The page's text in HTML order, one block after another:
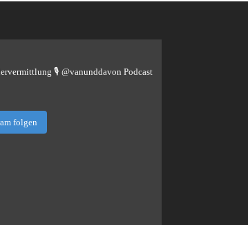
🎙️ @vanunddavon Podcast
folgen